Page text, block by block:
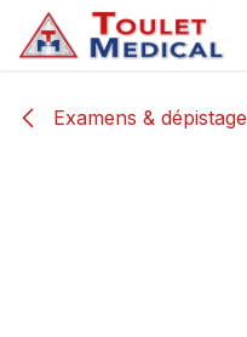
Se rendre au contenu
Examens & dépistage